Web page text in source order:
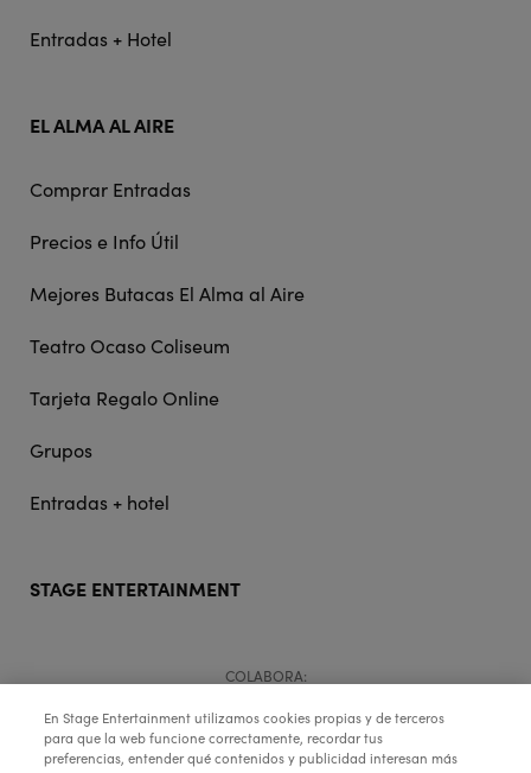
Entradas + Hotel
EL ALMA AL AIRE
Comprar Entradas
Precios e Info Útil
Mejores Butacas El Alma al Aire
Teatro Ocaso Coliseum
Tarjeta Regalo Online
Grupos
Entradas + hotel
STAGE ENTERTAINMENT
COLABORA:
En Stage Entertainment utilizamos cookies propias y de terceros
para que la web funcione correctamente, recordar tus
preferencias, entender qué contenidos y publicidad interesan más